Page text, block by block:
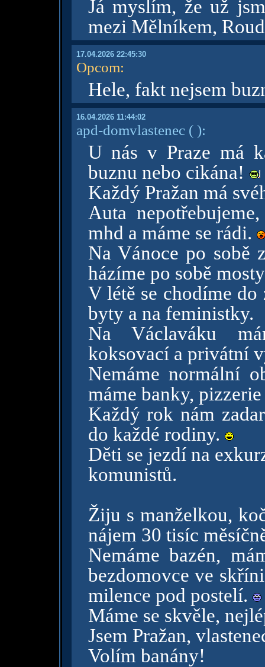
Já myslím, že už
mezi Mělníkem,
17.04.2026 22:45:30
Opcom:
Hele, fakt nejsem
16.04.2026 11:44:02
apd-domvlastenec( ):
U nás v Praze má
buznu nebo cikána!
Každý Pražan má
Auta
mhd a máme se rádi.
Na Vánoce po sobě
házíme po sobě
V létě se chodíme
byty a na feministky.
Na Václaváku
koksovací a privátní
Nemáme normální
máme banky,
Každý rok nám
do každé rodiny.
Děti se jezdí na
komunistů.
Žiju s manželkou,
nájem 30 tisíc
Nemáme bazén,
bezdomovce ve
milence pod postelí.
Máme se skvěle,
Jsem Pražan,
Volím banány!